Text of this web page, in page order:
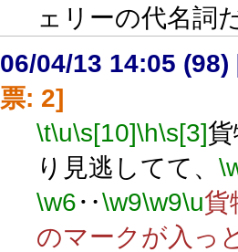
ェリーの代名詞
06/04/13 14:05 (98)
票: 2]
\t\u\s[10]\h\s[3]
り見逃してて、
\w6‥\w9\w9\u貨
のマークが入っ